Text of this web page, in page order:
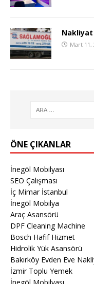
Nakliyat
Mart 11,
ÖNE ÇIKANLAR
İnegöl Mobilyası
SEO Çalışması
İç Mimar İstanbul
İnegöl Mobilya
Araç Asansörü
DPF Cleaning Machine
Bosch Hafif Hizmet
Hidrolik Yük Asansörü
Bakırköy Evden Eve
İzmir Toplu Yemek